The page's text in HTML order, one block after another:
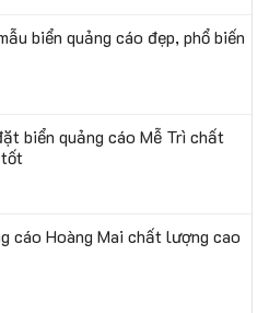
biển quảng cáo đẹp, phổ biến
biển quảng cáo Mễ Trì chất
cáo Hoàng Mai chất lượng cao